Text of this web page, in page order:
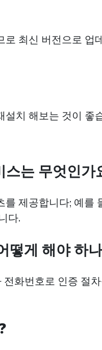
최신 버전으로 업
치 해보는 것이 좋
는 무엇인가
제공합니다; 예를
다.
떻게 해야 하
전화번호로 인증 절